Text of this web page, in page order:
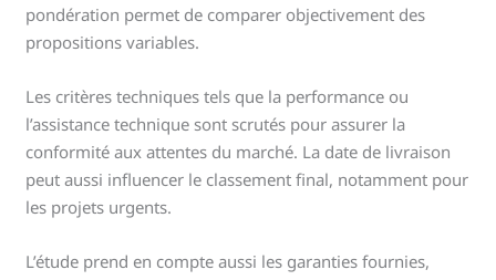
pondération permet de comparer objectivement des
propositions variables.
Les critères techniques tels que la performance ou
l’assistance technique sont scrutés pour assurer la
conformité aux attentes du marché. La date de livraison
peut aussi influencer le classement final, notamment pour
les projets urgents.
L’étude prend en compte aussi les garanties fournies,